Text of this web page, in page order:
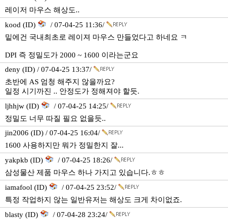
레이저 마우스 해상도..
kood (ID)
/ 07-04-25 11:36/
밑에건 국내최초로 레이져 마우스 만들었다고 하네요 ㅋ
DPI 즉 정밀도가 2000 ~ 1600 이라는군요
deny (ID) / 07-04-25 13:37/
초반에 AS 엄청 해주지 않을까요?
일정 시기까진 .. 안정도가 정해져야 할듯.
ljhhjw (ID)
/ 07-04-25 14:25/
정밀도 너무 따질 필요 없을듯..
jin2006 (ID) / 07-04-25 16:04/
1600 사용하지만 뭐가 정밀한지 잘...
yakpkb (ID)
/ 07-04-25 18:26/
삼성물산 제품 마우스 하나 가지고 있습니다.ㅎㅎ
iamafool (ID)
/ 07-04-25 23:52/
특정 작업하지 않는 일반유저는 해상도 크게 차이없죠.
blasty (ID)
/ 07-04-28 23:24/